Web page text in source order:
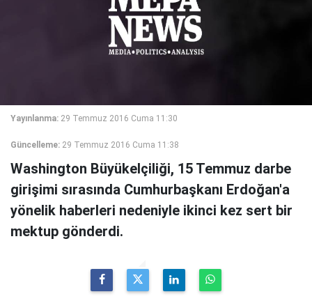
Yayınlanma: 29 Temmuz 2016 Cuma 11:30
Güncelleme: 29 Temmuz 2016 Cuma 11:38
Washington Büyükelçiliği, 15 Temmuz darbe
girişimi sırasında Cumhurbaşkanı Erdoğan'a
yönelik haberleri nedeniyle ikinci kez sert bir
mektup gönderdi.